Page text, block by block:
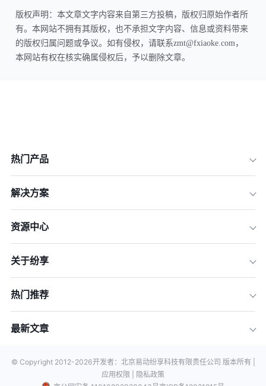
版权声明：本文章文字内容来自第三方投稿，版权归原始作者所
有。本网站不拥有其版权，也不承担文字内容、信息或资料带来
的版权归属问题或争议。如有侵权，请联系zmt@fxiaoke.com，
本网站有权在核实确属侵权后，予以删除文章。
热门产品
解决方案
资源中心
关于纷享
热门推荐
最新文章
© Copyright 2012-2026开发者：北京易动纷享科技有限责任公司 版本所有 |
应用权限 |
隐私政策